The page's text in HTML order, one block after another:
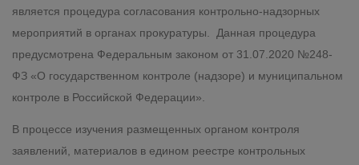
является процедура согласования контрольно-надзорных
мероприятий в органах прокуратуры. Данная процедура
предусмотрена Федеральным законом от 31.07.2020 №248-
ФЗ «О государственном контроле (надзоре) и муниципальном
контроле в Российской Федерации».
В процессе изучения размещенных органом контроля
заявлений, материалов в едином реестре контрольных